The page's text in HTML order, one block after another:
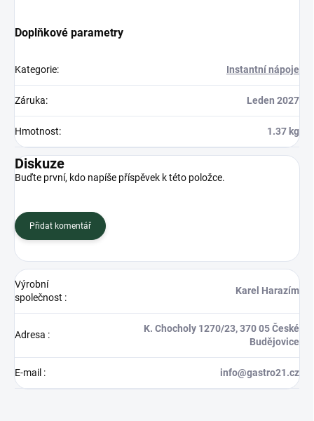
Doplňkové parametry
Kategorie: Instantní nápoje
Záruka: Leden 2027
Hmotnost: 1.37 kg
Diskuze
Buďte první, kdo napíše příspěvek k této položce.
Přidat komentář
Výrobní
společnost :
Karel Harazím
Adresa :
K. Chocholy 1270/23, 370 05 České
Budějovice
E-mail : info@gastro21.cz